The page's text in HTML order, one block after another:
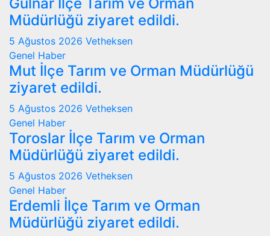
Müdürlüğü ziyaret edildi.
5 Ağustos 2026 Vetheksen
Genel Haber
Mut İlçe Tarım ve Orman Müdürlüğü
ziyaret edildi.
5 Ağustos 2026 Vetheksen
Genel Haber
Toroslar İlçe Tarım ve Orman
Müdürlüğü ziyaret edildi.
5 Ağustos 2026 Vetheksen
Genel Haber
Erdemli İlçe Tarım ve Orman
Müdürlüğü ziyaret edildi.